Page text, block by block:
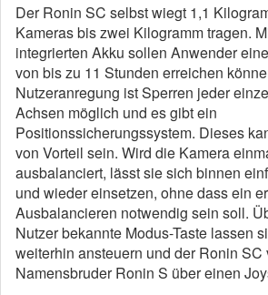
Der Ronin SC selbst wiegt 1,1
Kameras bis zwei Kilogramm tragen.
integrierten Akku sollen Anwender
von bis zu 11 Stunden erreichen
Nutzeranregung ist Sperren jeder
Achsen möglich und es gibt ein
Positionssicherungssystem. Dieses
von Vorteil sein. Wird die Kamera
ausbalanciert, lässt sie sich binnen
und wieder einsetzen, ohne dass ein
Ausbalancieren notwendig sein soll.
Nutzer bekannte Modus-Taste lassen
weiterhin ansteuern und der Ronin SC
Namensbruder Ronin S über einen